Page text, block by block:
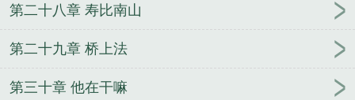
第二十八章 寿比南山
第二十九章 桥上法
第三十章 他在干嘛